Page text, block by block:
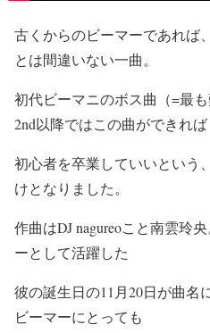
古くからのビーマーであれば
とは間違いない一曲。
初代ビーマニのボス曲（=最
2nd以降ではこの曲ができれば
初心者を卒業していいという
けとなりました。
作曲はDJ nagureoこと南雲玲
ーとして活躍した
彼の誕生日の11月20日が曲名
ビーマーにとっても